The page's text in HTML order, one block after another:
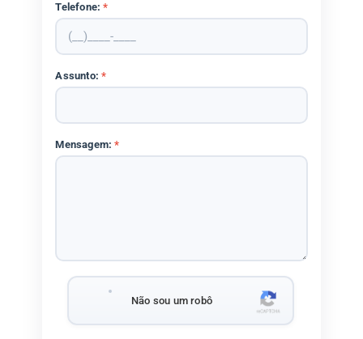
Telefone:*
Assunto:*
Mensagem:*
Não sou um robô